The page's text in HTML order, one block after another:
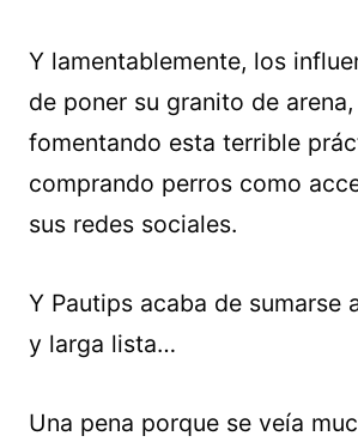
Y lamentablemente, los
de poner su granito de
fomentando esta terrible
comprando perros como
sus redes sociales.
Y Pautips acaba de sumarse
y larga lista…
Una pena porque se veía